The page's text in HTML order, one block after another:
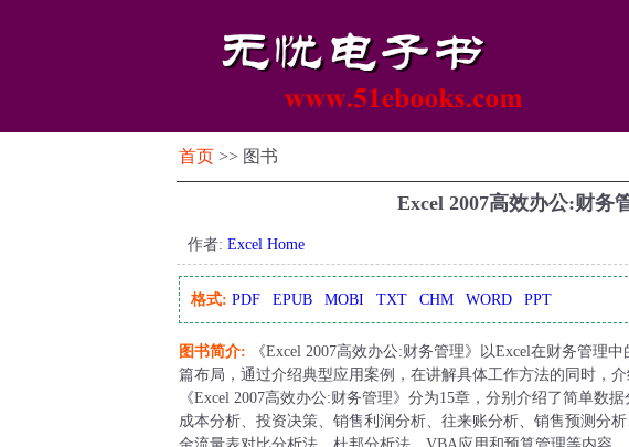
首页 >> 图书
Excel 2007高效办公:财务
作者: Excel Home
格式: PDF EPUB MOBI TXT CHM WORD PPT
图书简介: 《Excel 2007高效办公:财务管理》以Excel在财务管理
篇布局，通过介绍典型应用案例，在讲解具体工作方法的同时，介
《Excel 2007高效办公:财务管理》分为15章，分别介绍了简单数
成本分析、投资决策、销售利润分析、往来账分析、销售预测分